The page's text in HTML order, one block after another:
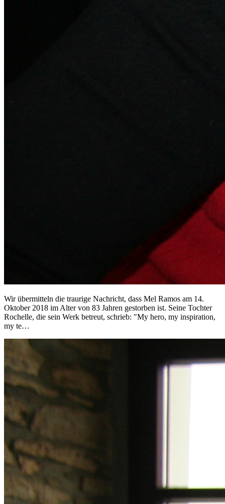
Wir übermitteln die traurige Nachricht, dass Mel Ramos am 14.
Oktober 2018 im Alter von 83 Jahren gestorben ist. Seine Tochter
Rochelle, die sein Werk betreut, schrieb: "My hero, my inspiration,
my te…